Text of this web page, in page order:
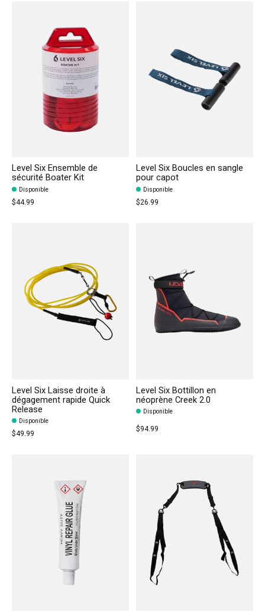
Level Six Ensemble de
sécurité Boater Kit
Disponible
$44.99
Level Six Boucles en sangle
pour capot
Disponible
$26.99
Level Six Laisse droite à
dégagement rapide Quick
Release
Disponible
$49.99
Level Six Bottillon en
néoprène Creek 2.0
Disponible
$94.99